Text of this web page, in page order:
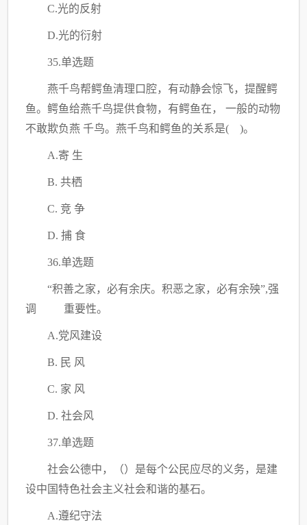
C.光的反射
D.光的衍射
35.单选题
燕千鸟帮鳄鱼清理口腔，有动静会惊飞，提醒鳄
鱼。鳄鱼给燕千鸟提供食物，有鳄鱼在，
一般的动物
不敢欺负燕 千鸟。燕千鸟和鳄鱼的关系是( )。
A.寄 生
B. 共栖
C. 竞 争
D. 捕 食
36.单选题
“积善之家，必有余庆。积恶之家，必有余殃”,强
调 重要性。
A.党风建设
B. 民 风
C. 家 风
D. 社会风
37.单选题
社会公德中， （） 是每个公民应尽的义务，是建
设中国特色社会主义社会和谐的基石。
A.遵纪守法